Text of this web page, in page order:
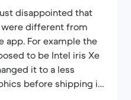
disappointed that
different from
app. For example the
to be Intel iris Xe
it to a less
before shipping it